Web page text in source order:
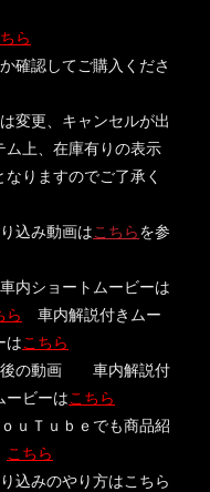
ら
確認してご購入くださ
変更、キャンセルが出
ム上、在庫有りの表示
りますのでご了承く
込み動画はこちらを参
内ショートムービーは
ら
車内解説付きムー
はこちら
後の動画 車内解説付
ビーはこちら
ｕＴｕｂｅでも商品紹
こちら
込みのやり方はこちら